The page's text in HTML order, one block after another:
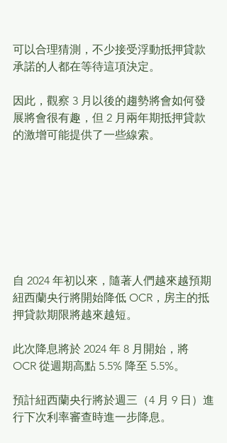
可以合理猜測，不少接受浮動抵押貸款
承諾的人都在等待這項決定。
因此，觀察 3 月以後的趨勢將會如何發
展將會很有趣，但 2 月兩年期抵押貸款
的激增可能提供了一些線索。
自 2024 年初以來，隨著人們越來越預期
紐西蘭央行將開始降低 OCR，房主的抵
押貸款期限將越來越短。
此次降息將於 2024 年 8 月開始，將
OCR 從週期高點 5.5% 降至 5.5%。
預計紐西蘭央行將於週三（4 月 9 日）進
行下次利率審查時進一步降息。